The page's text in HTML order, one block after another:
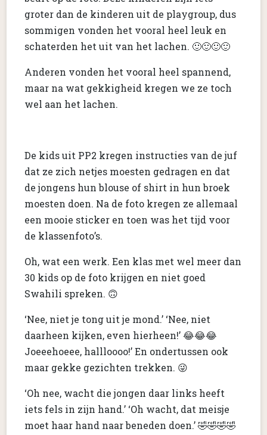
groter dan de kinderen uit de playgroup, dus
sommigen vonden het vooral heel leuk en
schaterden het uit van het lachen. 🙂🙂🙂🙂
Anderen vonden het vooral heel spannend,
maar na wat gekkigheid kregen we ze toch
wel aan het lachen.
De kids uit PP2 kregen instructies van de juf
dat ze zich netjes moesten gedragen en dat
de jongens hun blouse of shirt in hun broek
moesten doen. Na de foto kregen ze allemaal
een mooie sticker en toen was het tijd voor
de klassenfoto’s.
Oh, wat een werk. Een klas met wel meer dan
30 kids op de foto krijgen en niet goed
Swahili spreken. 🙃
‘Nee, niet je tong uit je mond.’ ‘Nee, niet
daarheen kijken, even hierheen!’ 😂😂😂
Joeeehoeee, hallloooo!’ En ondertussen ook
maar gekke gezichten trekken. 😜
‘Oh nee, wacht die jongen daar links heeft
iets fels in zijn hand.’ ‘Oh wacht, dat meisje
moet haar hand naar beneden doen.’ 🤣🤣🤣🤣